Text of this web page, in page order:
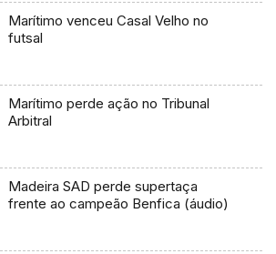
Marítimo venceu Casal Velho no
futsal
Marítimo perde ação no Tribunal
Arbitral
Madeira SAD perde supertaça
frente ao campeão Benfica (áudio)